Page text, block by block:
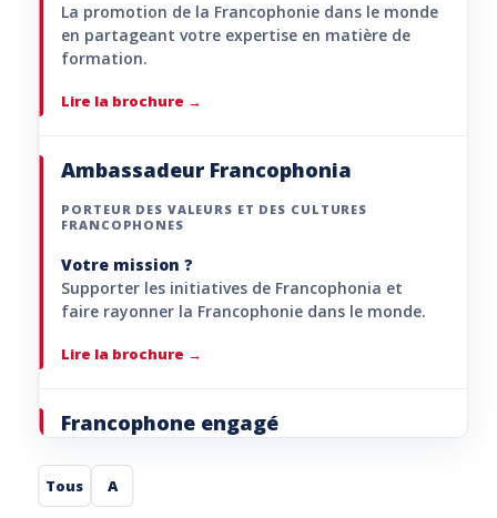
La promotion de la Francophonie dans le monde
en partageant votre expertise en matière de
formation.
Lire la brochure
Ambassadeur Francophonia
PORTEUR DES VALEURS ET DES CULTURES
FRANCOPHONES
Votre mission ?
Supporter les initiatives de Francophonia et
faire rayonner la Francophonie dans le monde.
Lire la brochure
Francophone engagé
PORTEUR DE PROJETS
Tous A